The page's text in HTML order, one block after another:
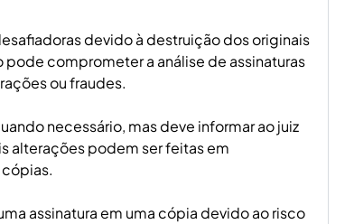
devido à destruição dos originais
comprometer a análise de assinaturas
ou fraudes.
necessário, mas deve informar ao juiz
alterações podem ser feitas em
assinatura em uma cópia devido ao risco